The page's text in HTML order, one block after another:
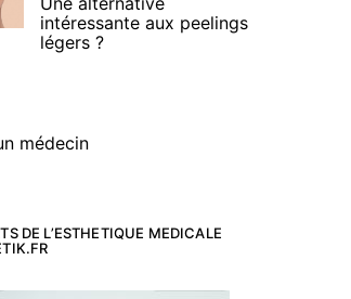
intéressante aux peelings
légers ?
médecin
DE L’ESTHETIQUE MEDICALE